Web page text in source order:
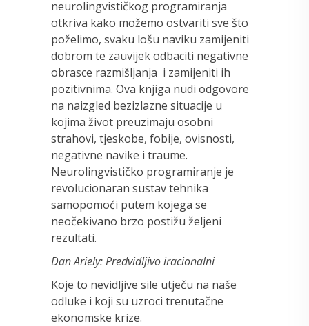
neurolingvističkog programiranja
otkriva kako možemo ostvariti sve što
poželimo, svaku lošu naviku zamijeniti
dobrom te zauvijek odbaciti negativne
obrasce razmišljanja i zamijeniti ih
pozitivnima. Ova knjiga nudi odgovore
na naizgled bezizlazne situacije u
kojima život preuzimaju osobni
strahovi, tjeskobe, fobije, ovisnosti,
negativne navike i traume.
Neurolingvističko programiranje je
revolucionaran sustav tehnika
samopomoći putem kojega se
neočekivano brzo postižu željeni
rezultati.
Dan Ariely: Predvidljivo iracionalni
Koje to nevidljive sile utječu na naše
odluke i koji su uzroci trenutačne
ekonomske krize.